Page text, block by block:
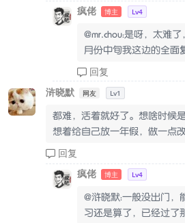
疯佬
博主 Lv4
@mr.chou：是呀，太难
月份中旬我这边的全面
回复
浒晓默
网友 Lv1
都难，活着就好了。想啥时候
想着给自己放一年假，做一点
回复
疯佬
博主 Lv4
@浒晓默：一般没出门，
习还是算了，已经过了